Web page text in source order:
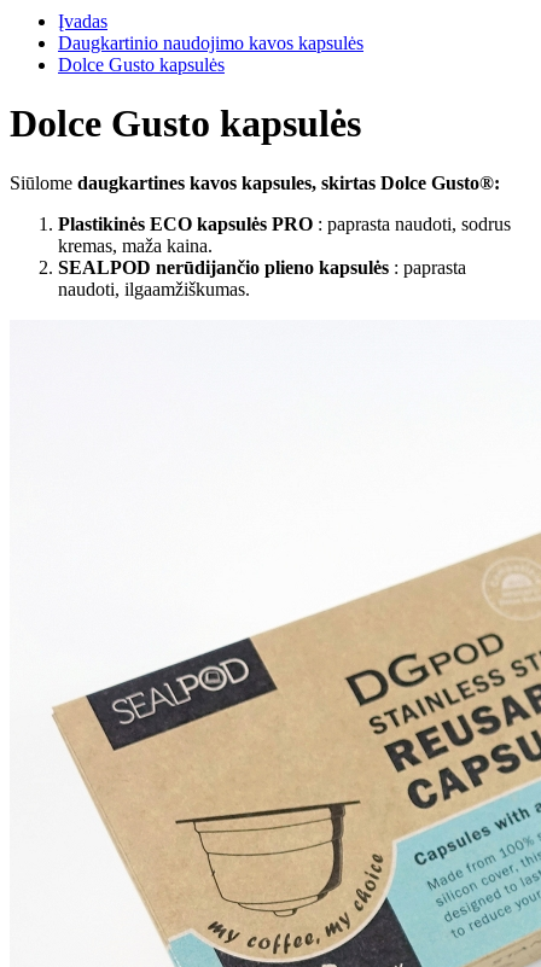
Įvadas
Daugkartinio naudojimo kavos kapsulės
Dolce Gusto kapsulės
Dolce Gusto kapsulės
Siūlome daugkartines kavos kapsules, skirtas Dolce Gusto®:
Plastikinės ECO kapsulės PRO : paprasta naudoti, sodrus
kremas, maža kaina.
SEALPOD nerūdijančio plieno kapsulės : paprasta
naudoti, ilgaamžiškumas.